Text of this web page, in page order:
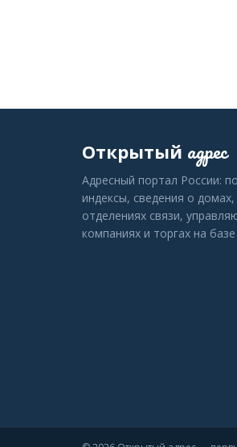
Открытый адрес
Адресный портал России:
индексы, сведения о домах,
отделениях связи,
компаниях и торгах на